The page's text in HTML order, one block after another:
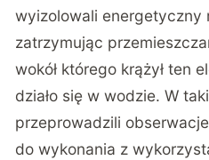
wyizolowali energetyczny
zatrzymując
wokół którego krążył ten
działo się w wodzie. W
przeprowadzili
do wykonania z